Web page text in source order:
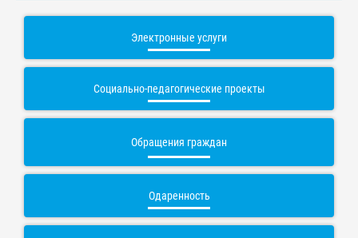
Электронные услуги
Социально-педагогические проекты
Обращения граждан
Одаренность